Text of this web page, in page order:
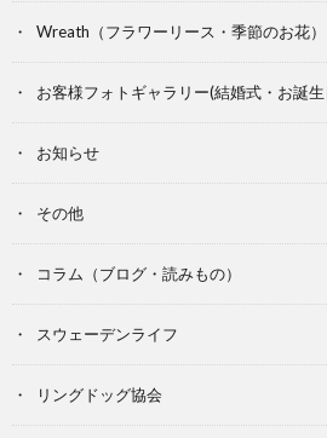
Wreath（フラワーリース・季節のお花）
お客様フォトギャラリー(結婚式・お誕生
お知らせ
その他
コラム（ブログ・読みもの）
スウェーデンライフ
リングドッグ協会